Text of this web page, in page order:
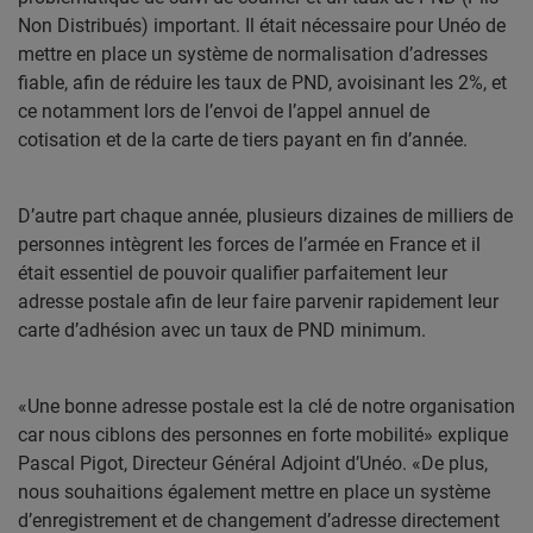
Non Distribués) important. Il était nécessaire pour Unéo de
mettre en place un système de normalisation d’adresses
fiable, afin de réduire les taux de PND, avoisinant les 2%, et
ce notamment lors de l’envoi de l’appel annuel de
cotisation et de la carte de tiers payant en fin d’année.
D’autre part chaque année, plusieurs dizaines de milliers de
personnes intègrent les forces de l’armée en France et il
était essentiel de pouvoir qualifier parfaitement leur
adresse postale afin de leur faire parvenir rapidement leur
carte d’adhésion avec un taux de PND minimum.
«Une bonne adresse postale est la clé de notre organisation
car nous ciblons des personnes en forte mobilité» explique
Pascal Pigot, Directeur Général Adjoint d’Unéo. «De plus,
nous souhaitions également mettre en place un système
d’enregistrement et de changement d’adresse directement